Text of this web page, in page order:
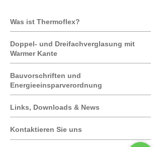
Was ist Thermoflex?
Doppel- und Dreifachverglasung mit
Warmer Kante
Bauvorschriften und
Energieeinsparverordnung
Links, Downloads & News
Kontaktieren Sie uns